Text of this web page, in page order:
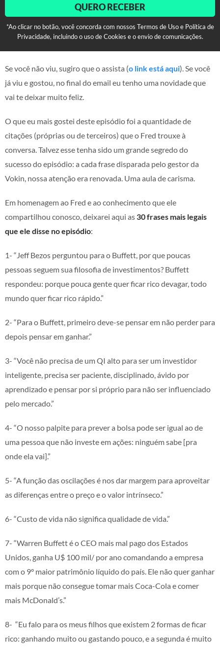
QUERO RECEBER
*Ao clicar no botão, você concorda com nossos Termos de Uso e Política de
Privacidade, incluindo o uso de Cookies e o envio de comunicações.
Se você não viu, sugiro que o assista (o link está aqui). Se você
já viu e gostou, no final do email eu tenho uma novidade que
vai te deixar muito feliz.
O que eu mais gostei deste episódio foi a quantidade de
citações (próprias ou de terceiros) que o Fred trouxe à
conversa. Talvez esse tenha sido um grande segredo do
sucesso do episódio: a cada frase disparada pelo gestor da
Vokin, nossa atenção era renovada. Uma aula de carisma.
Em homenagem ao Fred e ao conhecimento que ele
compartilhou conosco, deixarei aqui as 30 frases mais legais
que ele disse no episódio:
1- “Jeff Bezos perguntou para o Buffett, por que poucas
pessoas seguem sua filosofia de investimentos? Buffett
respondeu: porque pouca gente quer ficar rico devagar, todo
mundo quer ficar rico rápido.”
2- “Para o Buffett, primeiro deve-se pensar em não perder para
depois pensar em ganhar.”
3- “Você não precisa de um QI alto para ser um investidor
inteligente, precisa ser paciente, disciplinado, ávido por
aprendizado e pensar por si próprio para não ser influenciado
pelo mercado.”
4- “O nosso palpite para prever a bolsa pode ser igual ao de
uma pessoa que não investe em ações: ninguém sabe [pra
onde ela vai].”
5- “A função das oscilações é nos dar margem para aproveitar
as diferenças entre o preço e o valor intrínseco.”
6- “Custo de vida não significa qualidade de vida.”
7- “Warren Buffett é o CEO mais mal pago dos Estados
Unidos, ganha U$ 100 mil/ por ano comandando a empresa
com o 9° maior patrimônio líquido do país. Ele não quer ganhar
mais porque não consegue tomar mais Coca-Cola e comer
mais McDonald’s.”
8- “Eu falo para os meus filhos que existem 2 formas de ficar
rico: ganhando muito ou gastando pouco, e a segunda é muito